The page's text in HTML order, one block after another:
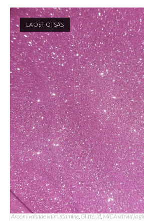
LAOST OTSAS
Aroomivahade valmistamine, Glitterid, MICA värvid ja